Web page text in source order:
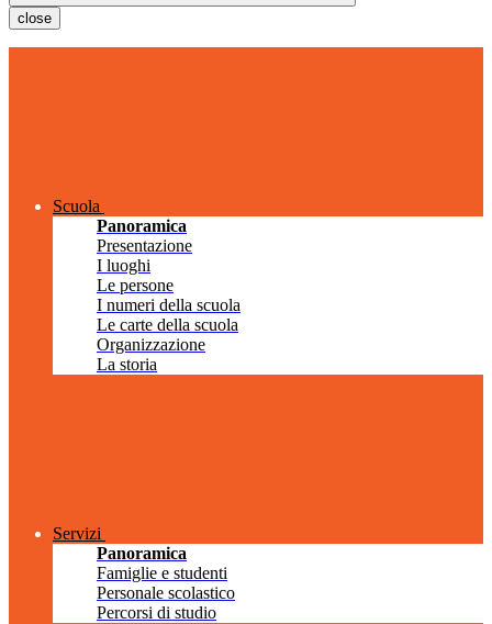
close
Scuola
Panoramica
Presentazione
I luoghi
Le persone
I numeri della scuola
Le carte della scuola
Organizzazione
La storia
Servizi
Panoramica
Famiglie e studenti
Personale scolastico
Percorsi di studio